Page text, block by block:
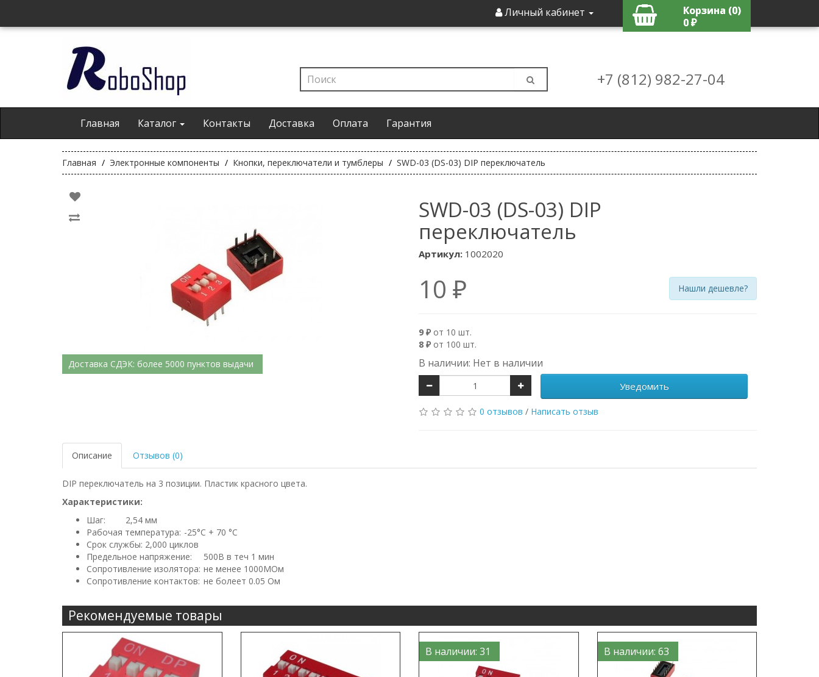
Личный кабинет
Корзина (0)
0 ₽
+7 (812) 982-27-04
Главная Каталог Контакты Доставка Оплата Гарантия
Главная Электронные компоненты Кнопки, переключатели и тумблеры SWD-03 (DS-03) DIP переключатель
Доставка СДЭК: более 5000 пунктов выдачи
SWD-03 (DS-03) DIP
переключатель
Артикул: 1002020
10 ₽ Нашли дешевле?
9 ₽ от 10 шт.
8 ₽ от 100 шт.
В наличии: Нет в наличии
Уведомить
0 отзывов / Написать отзыв
Описание Отзывов (0)
DIP переключатель на 3 позиции. Пластик красного цвета.
Характеристики:
Шаг:
2,54 мм
Рабочая температура: -25°C + 70 °C
Срок службы: 2,000 циклов
Предельное напряжение:
500В в теч 1 мин
Сопротивление изолятора: не менее 1000МОм
Сопротивление контактов: не болеет 0.05 Ом
Рекомендуемые товары
В наличии: 31 В наличии: 63